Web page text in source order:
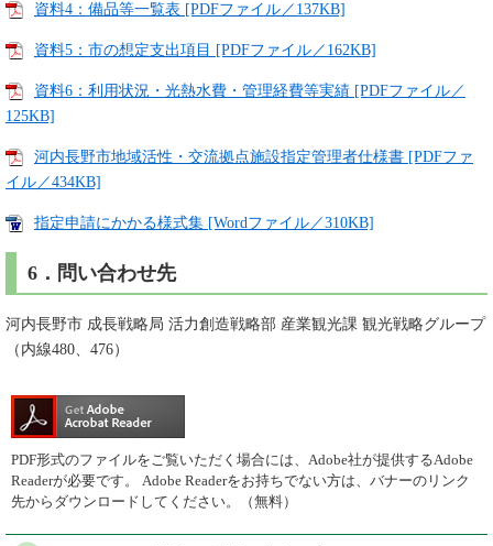
資料4：備品等一覧表 [PDFファイル／137KB]
資料5：市の想定支出項目 [PDFファイル／162KB]
資料6：利用状況・光熱水費・管理経費等実績 [PDFファイル／
125KB]
河内長野市地域活性・交流拠点施設指定管理者仕様書 [PDFファ
イル／434KB]
指定申請にかかる様式集 [Wordファイル／310KB]
6．問い合わせ先
河内長野市 成長戦略局 活力創造戦略部 産業観光課 観光戦略グループ
（内線480、476）
PDF形式のファイルをご覧いただく場合には、Adobe社が提供するAdobe
Readerが必要です。
Adobe Readerをお持ちでない方は、バナーのリンク
先からダウンロードしてください。（無料）